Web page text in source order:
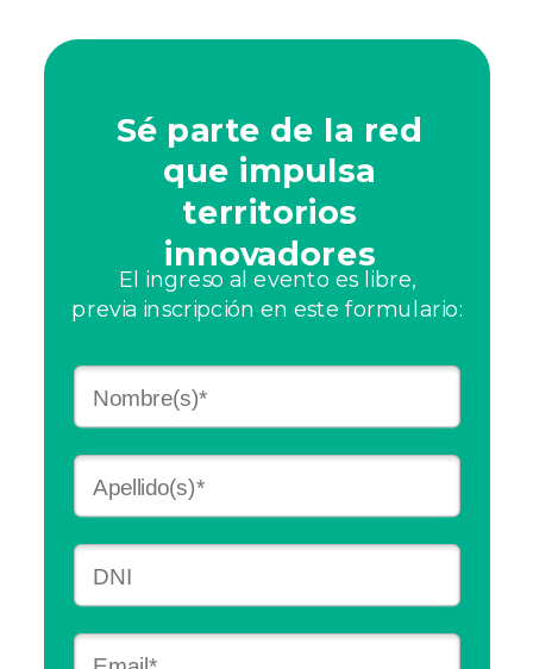
Sé parte de la red
que impulsa
territorios
innovadores
El ingreso al evento es libre,
previa inscripción en este formulario: